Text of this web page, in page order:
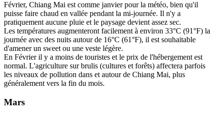
Février, Chiang Mai est comme janvier pour la météo, bien qu'il
puisse faire chaud en vallée pendant la mi-journée. Il n'y a
pratiquement aucune pluie et le paysage devient assez sec.
Les températures augmenteront facilement à environ 33°C (91°F) la
journée avec des nuits autour de 16°C (61°F), il est souhaitable
d'amener un sweet ou une veste légère.
En Février il y a moins de touristes et le prix de l'hébergement est
normal. L'agriculture sur brulis (cultures et forêts) affectera parfois
les niveaux de pollution dans et autour de Chiang Mai, plus
généralement vers la fin du mois.
Mars